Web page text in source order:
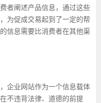
者阐述产品信息，通过这些
为促成交易起到了一定的帮
信息需要比消费者在其他渠
业网站作为一个信息载体
不违背法律、道德的前提